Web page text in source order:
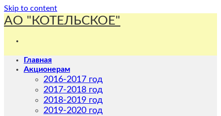
Skip to content
АО "КОТЕЛЬСКОЕ"
Главная
Акционерам
2016-2017 год
2017-2018 год
2018-2019 год
2019-2020 год